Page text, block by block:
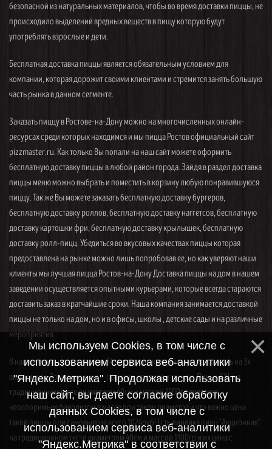
безопасной из натуральных материалов, чтобы во время доставки пиццы, не
происходило выделений вредных веществ в пищу которую будут
употреблять взрослые и дети.
Бесплатная доставка пиццы является обязательным условием для
компании, которая дорожит своими клиентами и стремится занять большую
часть рынка в данном сегменте.
Заказать пиццу в Ростове-на-Дону можно на многочисленных онлайн-
ресурсах среди которых находимся и мы пицца Ростов официальный сайт
pizzmaster.ru. Как только Вы попали на наш сайт можете оформить
бесплатную доставку пиццы в любой район города. Зайдя в раздел доставка
пиццы меню можно выбрать и поместить в корзину любую понравившуюся
пиццу. Так же Вы можете заказать бесплатную доставку бургеров,
бесплатную доставку роллов, бесплатную доставку наггетсов, бесплатную
доставку картошки фри, бесплатную доставку крылышек, бесплатную
доставку ролл-пицц. Убедиться во вкусовых качествах пиццы которая
предоставлена на рынке можно лишь попробовав ее, но как уверяют наши
клиенты мы лучшая пицца Ростов-на-Дону Доставка пиццы на дом в нашем
заведении осуществляется опытными курьерами, которые всегда стараются
доставить заказ в кратчайшие сроки. Наша компания занимается доставкой
пиццы не только на дом, но и в офисы, школы , детские сады и на различные
мероприятия.
В нашем меню представлены 34 вида пицц, которые можно заказать на 3х
видах теста. Традиционное — пышное, среднее и тонкое. Пицца XXL на
традиционном тесте диаметром 40см и массой 1500гр является
неоспоримым фаворитом в массе при таком диаметре и что важно цена
такой пиццы при самовывозе всего 1024руб! Есть линейка пицц "Акционная"
на традиционном тесте диаметром 40см и массой 1100гр и их цена с
Мы используем Cookies, в том числе с
использованием сервиса веб-аналитики
"Яндекс.Метрика". Продолжая использовать
наш сайт, вы даете согласие обработку
данных Cookies, в том числе с
использованием сервиса веб-аналитики
"Яндекс.Метрика" в соответствии с